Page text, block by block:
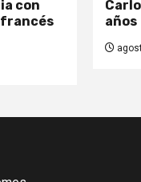
con
años